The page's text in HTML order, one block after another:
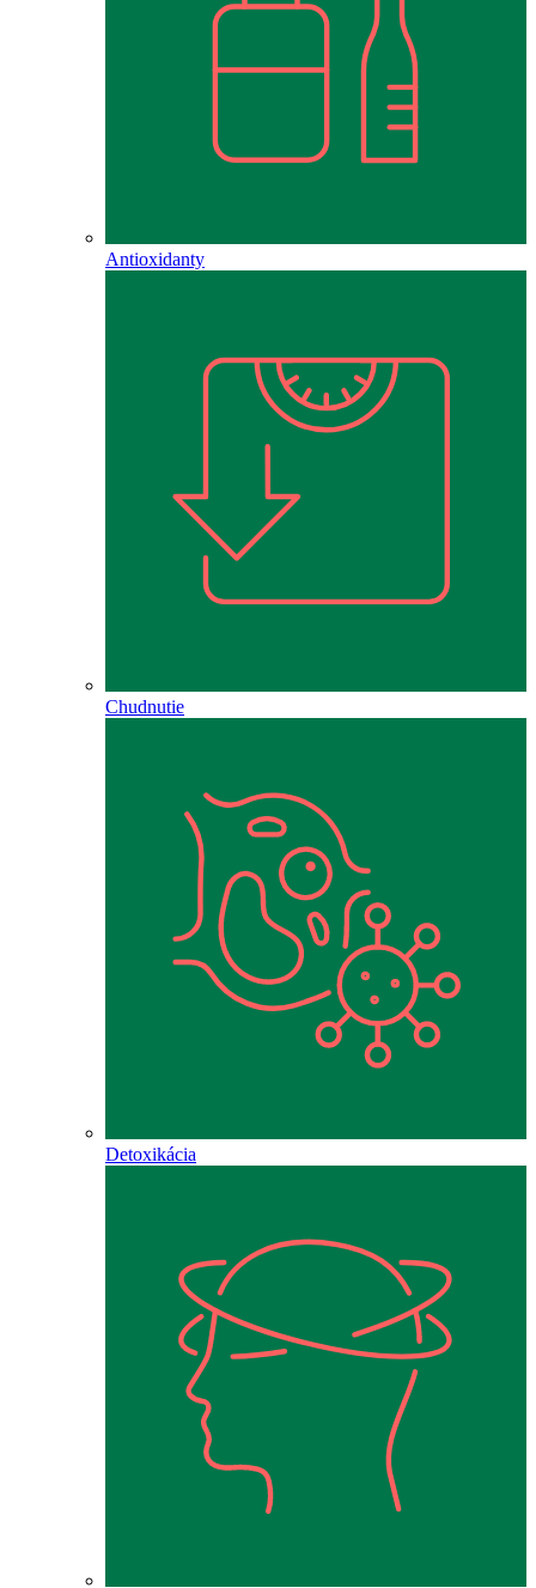
Antioxidanty
Chudnutie
Detoxikácia